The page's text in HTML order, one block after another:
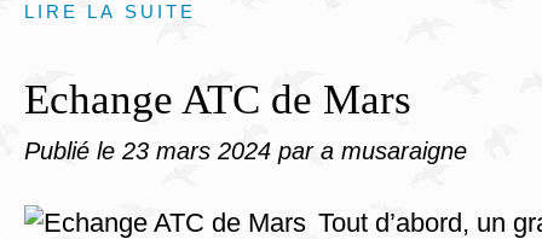
LIRE LA SUITE
Echange ATC de Mars
Publié le 23 mars 2024 par a musaraigne
Tout d’abord, un